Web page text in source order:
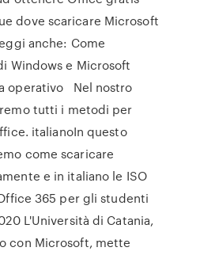
dove scaricare Microsoft
anche: Come
Windows e Microsoft
operativo Nel nostro
tutti i metodi per
italianoIn questo
come scaricare
e in italiano le ISO
365 per gli studenti
L'Università di Catania,
con Microsoft, mette